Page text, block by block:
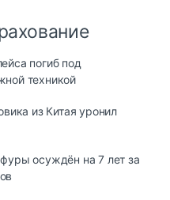
погиб под
техникой
из Китая уронил
осуждён на 7 лет за